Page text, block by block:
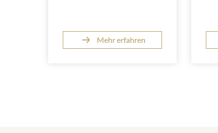
Mehr erfahren